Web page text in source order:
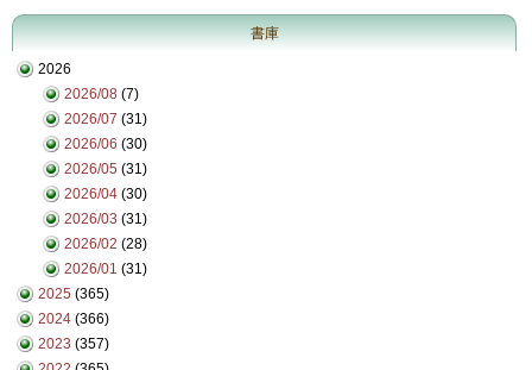
書庫
2026
2026/08 (7)
2026/07 (31)
2026/06 (30)
2026/05 (31)
2026/04 (30)
2026/03 (31)
2026/02 (28)
2026/01 (31)
2025 (365)
2024 (366)
2023 (357)